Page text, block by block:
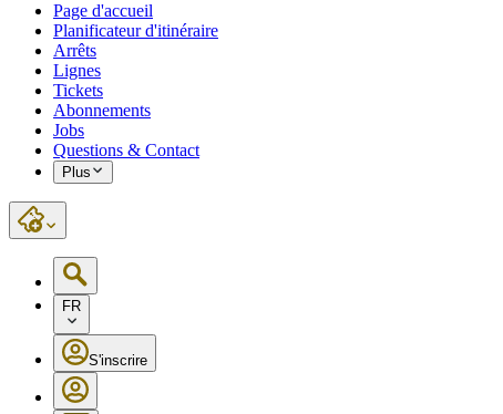
Page d'accueil
Planificateur d'itinéraire
Arrêts
Lignes
Tickets
Abonnements
Jobs
Questions & Contact
Plus
FR
S'inscrire